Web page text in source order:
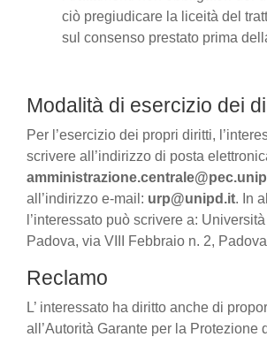
ciò pregiudicare la liceità del
sul consenso prestato prima
Modalità di esercizio dei
Per l’esercizio dei propri diritti,
scrivere all’indirizzo di posta
all’indirizzo e-mail: urp@unipd.it. In
l’interessato può scrivere a:
Padova, via VIII Febbraio n. 2,
Reclamo
L’ interessato ha diritto anche di
all’Autorità Garante per la Protezione